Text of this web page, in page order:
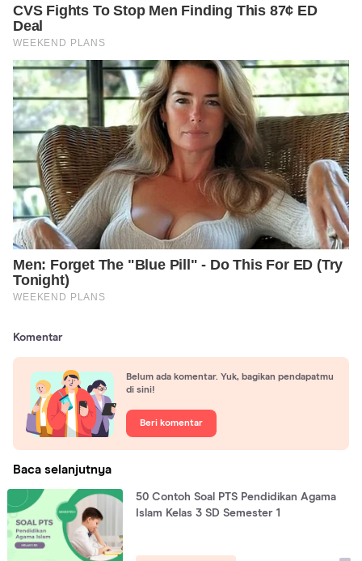
Komentar
Belum ada komentar. Yuk, bagikan pendapatmu
di sini!
Beri komentar
Baca selanjutnya
50 Contoh Soal PTS Pendidikan Agama
Islam Kelas 3 SD Semester 1